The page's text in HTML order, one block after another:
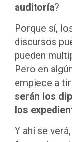
auditoría?
Porque sí,
discursos
pueden
Pero en
empiece a
serán los
los
Y ahí se